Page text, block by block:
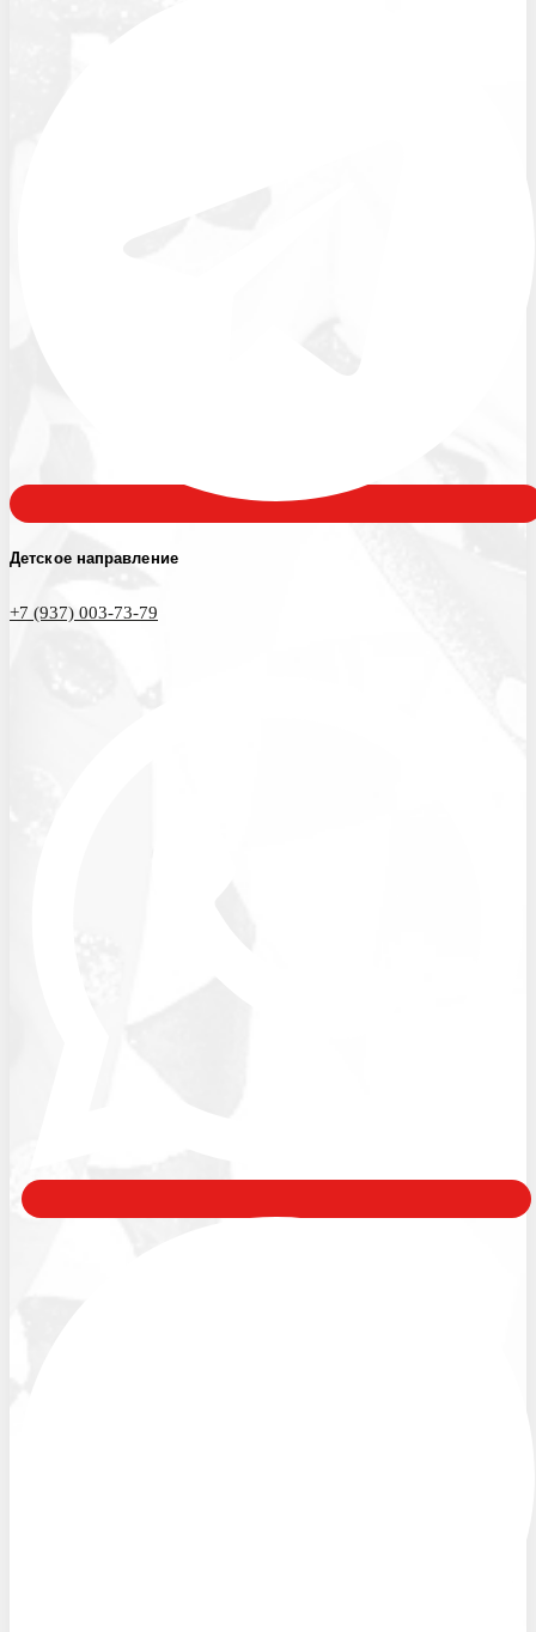
Детское направление
+7 (937) 003-73-79